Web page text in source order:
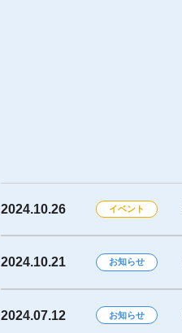
2024.10.26 イベント
2024.10.21 お知らせ
2024.07.12 お知らせ